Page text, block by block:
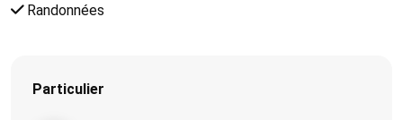
Randonnées
Particulier